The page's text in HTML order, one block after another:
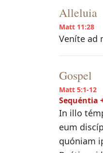
Alleluia
Matt 11:28
Veníte ad
Gospel
Matt 5:1-12
Sequéntia
In illo
eum
quóniam